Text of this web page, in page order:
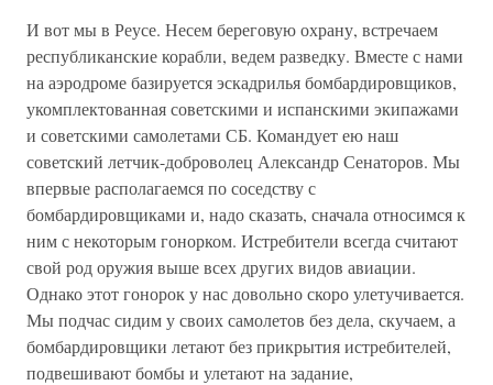
И вот мы в Реусе. Несем береговую охрану, встречаем
республиканские корабли, ведем разведку. Вместе с нами
на аэродроме базируется эскадрилья бомбардировщиков,
укомплектованная советскими и испанскими экипажами
и советскими самолетами СБ. Командует ею наш
советский летчик-доброволец Александр Сенаторов. Мы
впервые располагаемся по соседству с
бомбардировщиками и, надо сказать, сначала относимся к
ним с некоторым гонорком. Истребители всегда считают
свой род оружия выше всех других видов авиации.
Однако этот гонорок у нас довольно скоро улетучивается.
Мы подчас сидим у своих самолетов без дела, скучаем, а
бомбардировщики летают без прикрытия истребителей,
подвешивают бомбы и улетают на задание,